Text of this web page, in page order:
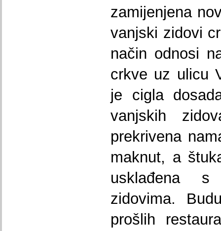
zamijenjena
vanjski zidovi
način odnosi
crkve uz ulicu
je cigla
vanjskih
prekrivena
maknut, a
usklađena
zidovima.
prošlih